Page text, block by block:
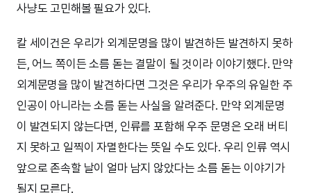
사냥도 고민해볼 필요가 있다.
칼 세이건은 우리가 외계문명을 많이 발견하든 발견하지 못하
든, 어느 쪽이든 소름 돋는 결말이 될 것이라 이야기했다. 만약
외계문명을 많이 발견하다면 그것은 우리가 우주의 유일한 주
인공이 아니라는 소름 돋는 사실을 알려준다. 만약 외계문명
이 발견되지 않는다면, 인류를 포함해 우주 문명은 오래 버티
지 못하고 일찍이 자멸한다는 뜻일 수도 있다. 우리 인류 역시
앞으로 존속할 날이 얼마 남지 않았다는 소름 돋는 이야기가
될지 모른다.